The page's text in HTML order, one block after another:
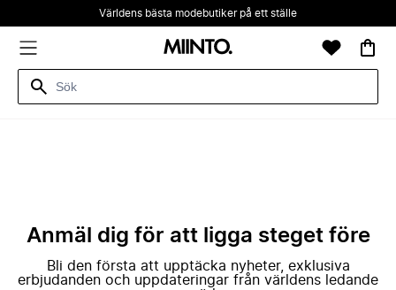
Världens bästa modebutiker på ett ställe
Anmäl dig för att ligga steget före
Bli den första att upptäcka nyheter, exklusiva
erbjudanden och uppdateringar från världens ledande